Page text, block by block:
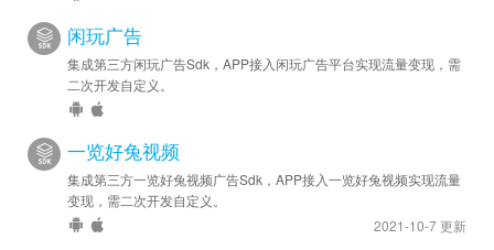
闲玩广告
集成第三方闲玩广告Sdk，APP接入闲玩广告平台实现流量变现，需
二次开发自定义。
一览好兔视频
集成第三方一览好兔视频广告Sdk，APP接入一览好兔视频实现流量
变现，需二次开发自定义。
2021-10-7 更新